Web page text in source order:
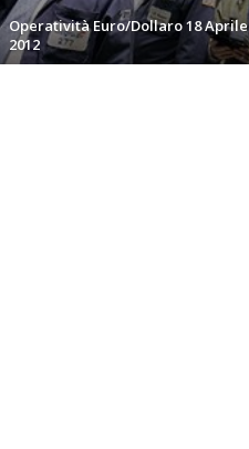
Operatività Euro/Dollaro 18 Aprile
2012